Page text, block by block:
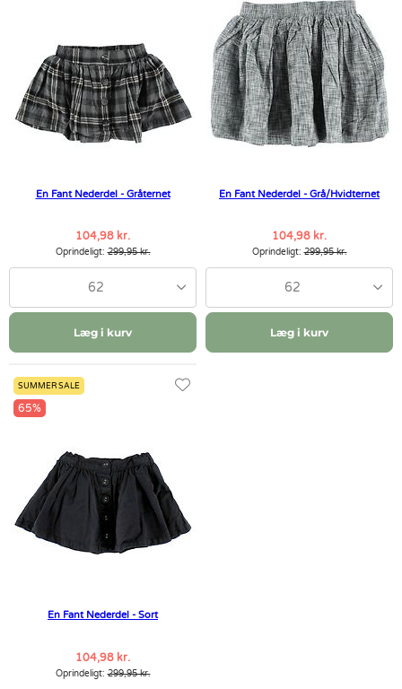
En Fant Nederdel - Gråternet
104,98 kr.
Oprindeligt:299,95 kr.
62
Læg i kurv
En Fant Nederdel - Grå/Hvidternet
104,98 kr.
Oprindeligt:299,95 kr.
62
Læg i kurv
SUMMER SALE
65%
En Fant Nederdel - Sort
104,98 kr.
Oprindeligt:299,95 kr.